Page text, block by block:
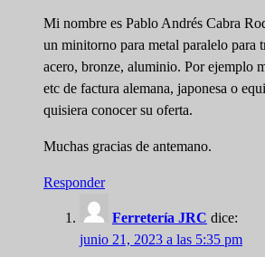
Mi nombre es Pablo Andrés Cabra
un minitorno para metal paralelo para
acero, bronze, aluminio. Por ejemplo
etc de factura alemana, japonesa o
quisiera conocer su oferta.
Muchas gracias de antemano.
Responder
Ferretería JRC dice:
junio 21, 2023 a las 5:35 pm